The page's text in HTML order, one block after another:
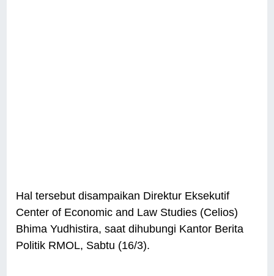
Hal tersebut disampaikan Direktur Eksekutif
Center of Economic and Law Studies (Celios)
Bhima Yudhistira, saat dihubungi Kantor Berita
Politik RMOL, Sabtu (16/3).